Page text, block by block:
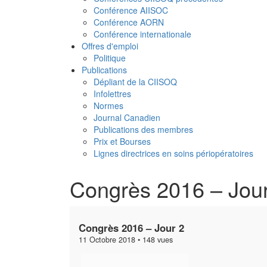
Conférence AIISOC
Conférence AORN
Conférence internationale
Offres d'emploi
Politique
Publications
Dépliant de la CIISOQ
Infolettres
Normes
Journal Canadien
Publications des membres
Prix et Bourses
Lignes directrices en soins périopératoires
Congrès 2016 –
Congrès 2016 – Jour 2
11 Octobre 2018 • 148 vues